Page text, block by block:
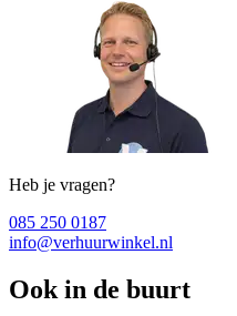
Heb je vragen?
085 250 0187
info@verhuurwinkel.nl
Ook in de buurt